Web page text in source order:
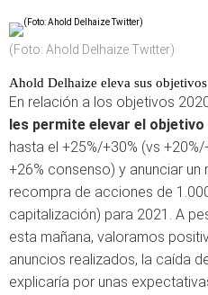
(Foto: Ahold Delhaize Twitter)
Ahold Delhaize eleva sus
En relación a los objetivos
les permite elevar el
hasta el +25%/+30% (vs
+26% consenso) y anunciar un
recompra de acciones de
capitalización) para 2021. A
esta mañana, valoramos
anuncios realizados, la caída
explicaría por unas